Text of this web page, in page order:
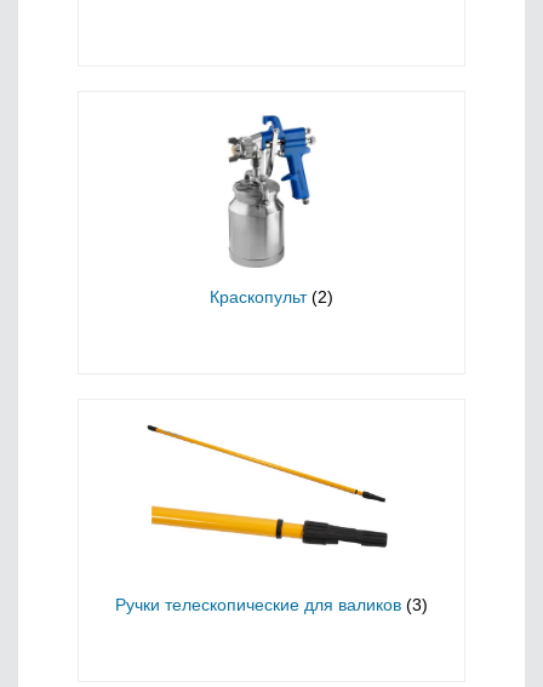
Краскопульт (2)
Ручки телескопические для валиков (3)